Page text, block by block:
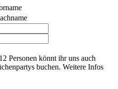
Personen könnt ihr uns auch
buchen. Weitere Infos